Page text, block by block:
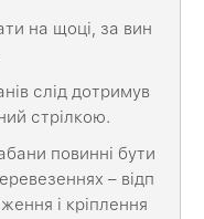
на щоці, за вин
слід дотримув
стрілкою.
повинні бути
– відп
і кріплення